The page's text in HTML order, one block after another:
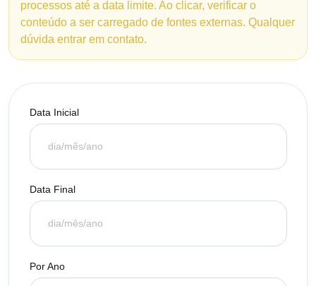
processos até a data limite. Ao clicar, verificar o
conteúdo a ser carregado de fontes externas. Qualquer
dúvida entrar em contato.
Data Inicial
Data Final
Por Ano